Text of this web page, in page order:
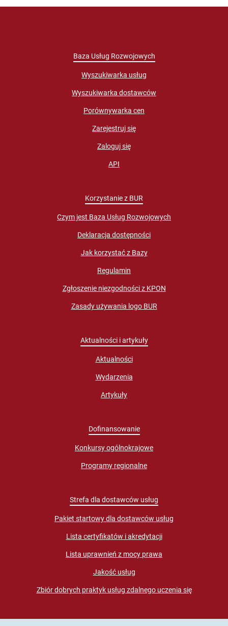
Baza Usług Rozwojowych
Wyszukiwarka usług
Wyszukiwarka dostawców
Porównywarka cen
Zarejestruj się
Zaloguj się
API
Korzystanie z BUR
Czym jest Baza Usług Rozwojowych
Deklaracja dostępności
Jak korzystać z Bazy
Regulamin
Zgłoszenie niezgodności z KPON
Zasady używania logo BUR
Aktualności i artykuły
Aktualności
Wydarzenia
Artykuły
Dofinansowanie
Konkursy ogólnokrajowe
Programy regionalne
Strefa dla dostawców usług
Pakiet startowy dla dostawców usług
Lista certyfikatów i akredytacji
Lista uprawnień z mocy prawa
Jakość usług
Zbiór dobrych praktyk usług zdalnego uczenia się